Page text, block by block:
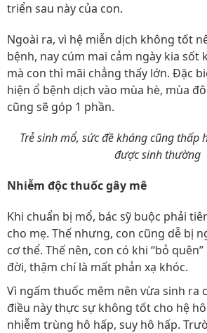
triển sau này của con.
Ngoài ra, vì hệ miễn dịch không tốt
bệnh, nay cúm mai cảm ngày kia sốt
mà con thì mãi chẳng thấy lớn. Đặc
hiện ổ bệnh dịch vào mùa hè, mùa
cũng sẽ góp 1 phần.
Trẻ sinh mổ, sức đề kháng cũng thấp
được sinh thường
Nhiễm độc thuốc gây mê
Khi chuẩn bị mổ, bác sỹ buộc phải
cho mẹ. Thế nhưng, con cũng dễ bị
cơ thể. Thế nên, con có khi “bỏ
đời, thậm chí là mất phản xạ khóc.
Vì ngấm thuốc mêm nên vừa sinh ra
điều này thực sự không tốt cho hệ
nhiễm trùng hô hấp, suy hô hấp.